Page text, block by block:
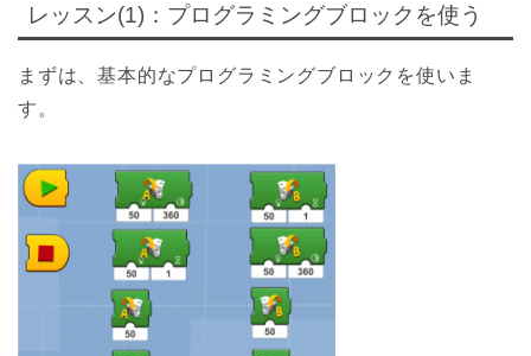
レッスン(1)：プログラミングブロックを使う
まずは、基本的なプログラミングブロックを使いま
す。